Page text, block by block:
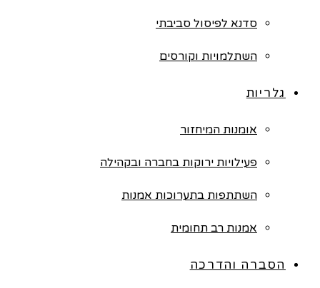
סדנא לפיסול סביבתי
השתלמויות וקורסים
גלריות
אומנות המיחזור
פעילויות ירוקות בחברה ובקהילה
השתתפות בתערוכות אמנות
אמנות רב תחומית
הסברה והדרכה